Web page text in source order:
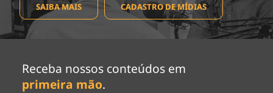
SAIBA MAIS CADASTRO DE MÍDIAS
Receba nossos conteúdos em
primeira mão.